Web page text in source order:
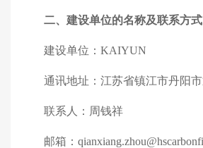
二、建设单位的名称及联系方式
建设单位： KAIYUN
通讯地址：江苏省镇江市丹阳
联系人：周钱祥
邮箱：